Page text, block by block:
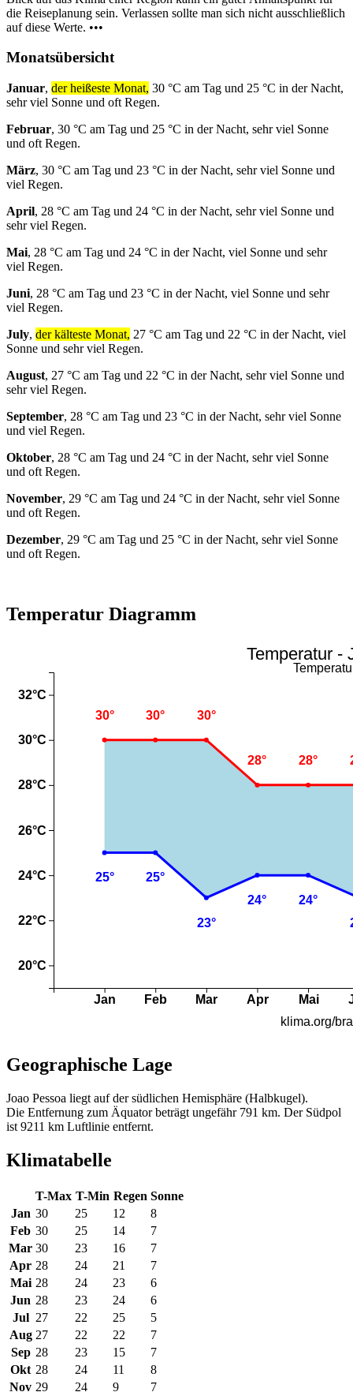
die Reiseplanung sein. Verlassen sollte man sich nicht ausschließlich
auf diese Werte. •••
Monatsübersicht
Januar, der heißeste Monat, 30 °C am Tag und 25 °C in der Nacht,
sehr viel Sonne und oft Regen.
Februar, 30 °C am Tag und 25 °C in der Nacht, sehr viel Sonne
und oft Regen.
März, 30 °C am Tag und 23 °C in der Nacht, sehr viel Sonne und
viel Regen.
April, 28 °C am Tag und 24 °C in der Nacht, sehr viel Sonne und
sehr viel Regen.
Mai, 28 °C am Tag und 24 °C in der Nacht, viel Sonne und sehr
viel Regen.
Juni, 28 °C am Tag und 23 °C in der Nacht, viel Sonne und sehr
viel Regen.
July, der kälteste Monat, 27 °C am Tag und 22 °C in der Nacht, viel
Sonne und sehr viel Regen.
August, 27 °C am Tag und 22 °C in der Nacht, sehr viel Sonne und
sehr viel Regen.
September, 28 °C am Tag und 23 °C in der Nacht, sehr viel Sonne
und viel Regen.
Oktober, 28 °C am Tag und 24 °C in der Nacht, sehr viel Sonne
und oft Regen.
November, 29 °C am Tag und 24 °C in der Nacht, sehr viel Sonne
und oft Regen.
Dezember, 29 °C am Tag und 25 °C in der Nacht, sehr viel Sonne
und oft Regen.
Temperatur Diagramm
Geographische Lage
Joao Pessoa liegt auf der südlichen Hemisphäre (Halbkugel).
Die Entfernung zum Äquator beträgt ungefähr 791 km. Der Südpol
ist 9211 km Luftlinie entfernt.
Klimatabelle
T-Max T-Min Regen Sonne
Jan 30 25 12
8
Feb 30 25 14
7
Mar 30 23 16
7
Apr 28 24 21
7
Mai 28 24 23
6
Jun 28 23 24
6
Jul 27 22 25
5
Aug 27 22 22
7
Sep 28 23 15
7
Okt 28 24 11
8
Nov 29 24 9 7